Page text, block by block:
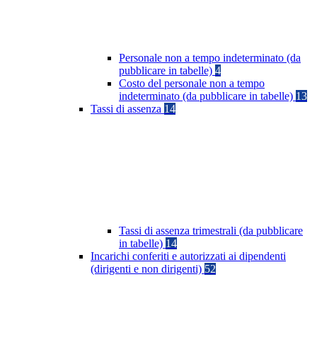
Personale non a tempo indeterminato (da
pubblicare in tabelle) 4
Costo del personale non a tempo
indeterminato (da pubblicare in tabelle) 13
Tassi di assenza 14
Tassi di assenza trimestrali (da pubblicare
in tabelle) 14
Incarichi conferiti e autorizzati ai dipendenti
(dirigenti e non dirigenti) 52